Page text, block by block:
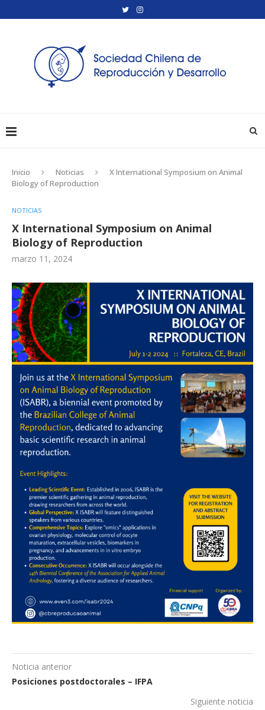
Inicio Noticias
X International Symposium on Animal
Biology of Reproduction
NOTICIAS
X International Symposium on Animal
Biology of Reproduction
marzo 11, 2024
Noticia anterior
Posiciones postdoctorales – IFPA
Siguiente noticia